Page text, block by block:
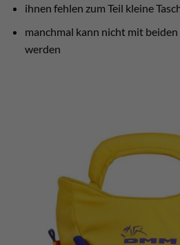
ihnen fehlen zum Teil kleine
manchmal kann nicht mit
werden